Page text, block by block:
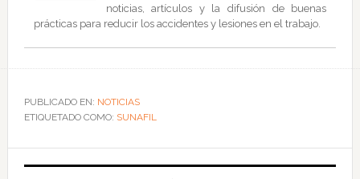
noticias, artículos y la difusión de buenas
prácticas para reducir los accidentes y lesiones en el trabajo.
PUBLICADO EN: NOTICIAS
ETIQUETADO COMO: SUNAFIL